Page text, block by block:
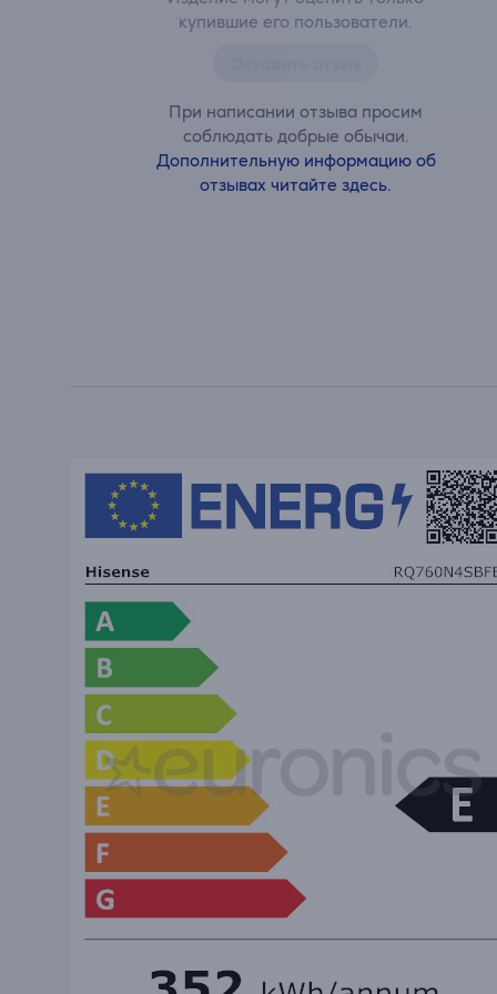
купившие его пользователи.
При написании отзыва просим
соблюдать добрые обычаи.
Дополнительную информацию об
отзывах читайте здесь.